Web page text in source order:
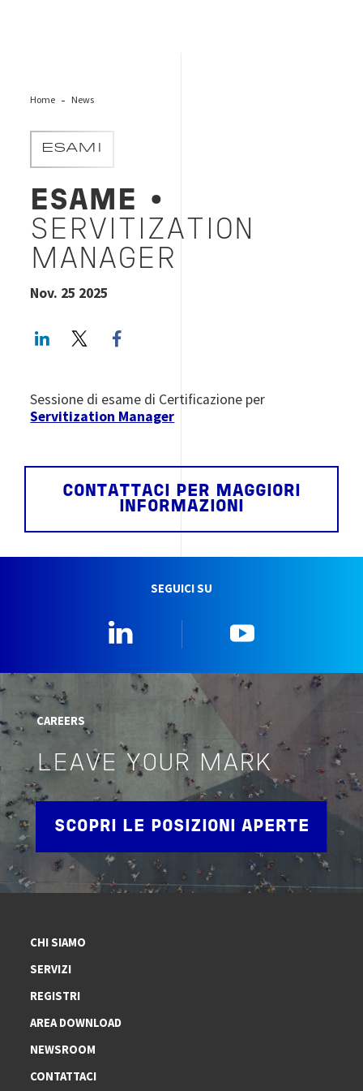
Home News
ESAMI
ESAME
•
SERVITIZATION
MANAGER
Nov. 25 2025
LinkedInTwitter
Sessione di esame di Certificazione per
Servitization Manager
CONTATTACI PER MAGGIORI
INFORMAZIONI
SEGUICI SU
CAREERS
LEAVE YOUR MARK
SCOPRI LE POSIZIONI APERTE
CHI SIAMO
SERVIZI
REGISTRI
AREA DOWNLOAD
NEWSROOM
CONTATTACI